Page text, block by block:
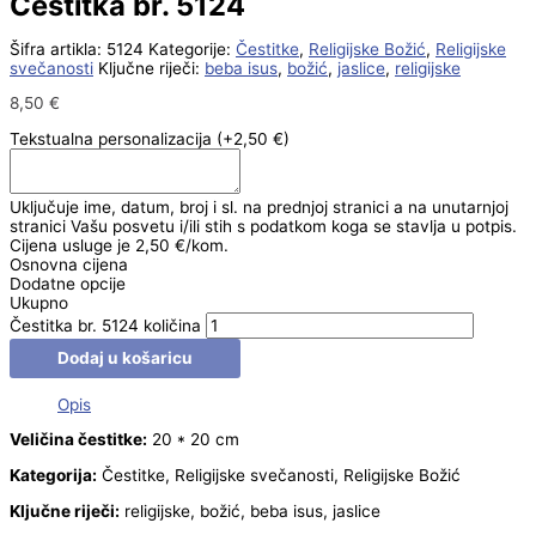
Šifra artikla: 5124 Kategorije: Čestitke, Religijske Božić, Religijske
svečanosti Ključne riječi: beba isus, božić, jaslice, religijske
8,50 €
Tekstualna personalizacija (+2,50 €)
Uključuje ime, datum, broj i sl. na prednjoj stranici a na unutarnjoj
stranici Vašu posvetu i/ili stih s podatkom koga se stavlja u potpis.
Cijena usluge je 2,50 €/kom.
Osnovna cijena
Dodatne opcije
Ukupno
Čestitka br. 5124 količina
Dodaj u košaricu
Opis
Veličina čestitke: 20 * 20 cm
Kategorija: Čestitke, Religijske svečanosti, Religijske Božić
Ključne riječi: religijske, božić, beba isus, jaslice